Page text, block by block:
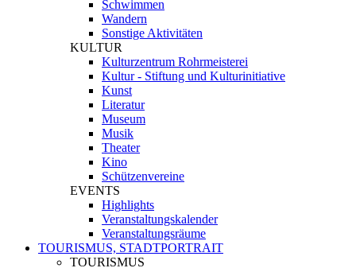
Schwimmen
Wandern
Sonstige Aktivitäten
KULTUR
Kulturzentrum Rohrmeisterei
Kultur - Stiftung und Kulturinitiative
Kunst
Literatur
Museum
Musik
Theater
Kino
Schützenvereine
EVENTS
Highlights
Veranstaltungskalender
Veranstaltungsräume
TOURISMUS, STADTPORTRAIT
TOURISMUS